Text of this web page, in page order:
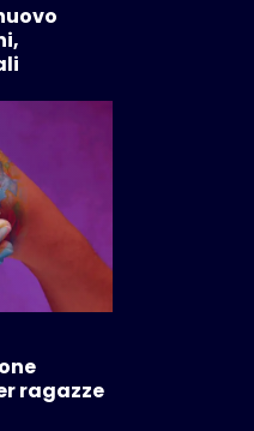
ragazze